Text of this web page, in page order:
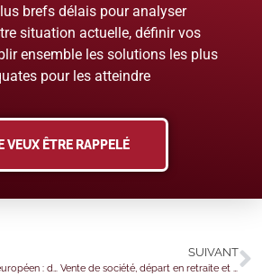
brefs délais pour analyser
situation actuelle, définir vos
ensemble les solutions les plus
pour les atteindre
VEUX ÊTRE RAPPELÉ
Loi d’adaptation au droit européen : du nouveau pour le secteur du transport
SUIVANT
Vente de société, départ en retraite et avantage fiscal : une question de rémunération ?